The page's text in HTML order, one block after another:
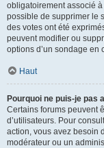
obligatoirement associé
possible de supprimer le
des votes ont été
peuvent modifier ou
options d’un sondage en
Haut
Pourquoi ne puis-je pas
Certains forums peuvent
d’utilisateurs. Pour
action, vous avez besoin
modérateur ou un